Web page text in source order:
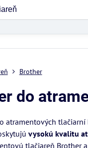
Brother
do
atramentových tlačiarní
vysokú kvalitu
tlačiareň Brother